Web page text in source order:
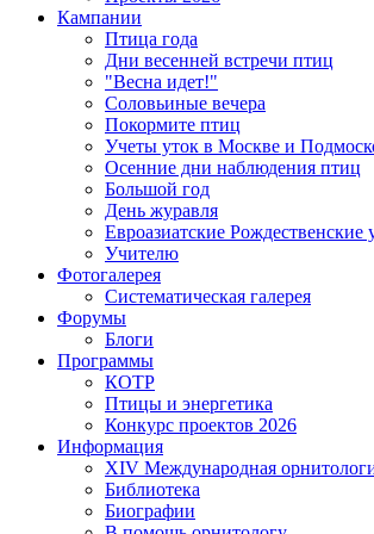
Кампании
Птица года
Дни весенней встречи птиц
"Весна идет!"
Соловьиные вечера
Покормите птиц
Учеты уток в Москве и
Осенние дни наблюдения птиц
Большой год
День журавля
Евроазиатские Рождественские
Учителю
Фотогалерея
Систематическая галерея
Форумы
Блоги
Программы
КОТР
Птицы и энергетика
Конкурс проектов 2026
Информация
XIV Международная
Библиотека
Биографии